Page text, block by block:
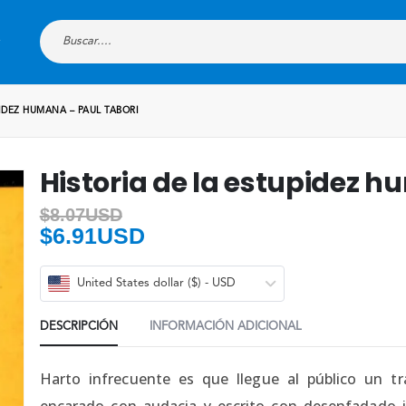
HUMANA – PAUL TABORI
Historia de la estupidez
$8.07USD
$6.91USD
United States dollar ($) - USD
DESCRIPCIÓN INFORMACIÓN ADICIONAL
Harto infrecuente es que llegue al público un